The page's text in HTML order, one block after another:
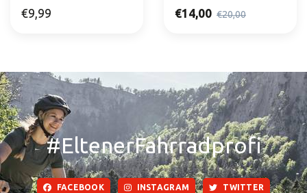
€9,99 €14,00 €20,00
#EltenerFahrradprofi
FACEBOOK INSTAGRAM TWITTER